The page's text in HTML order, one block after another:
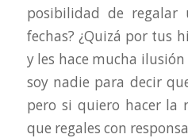
posibilidad de
fechas? ¿Quizá por tus
y les hace mucha ilusión
soy nadie para decir
pero si quiero hacer la
que regales con